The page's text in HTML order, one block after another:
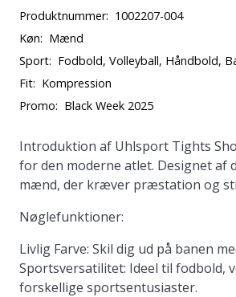
Produktnummer: 1002207-004
Køn: Mænd
Sport: Fodbold, Volleyball, Håndbold,
Fit: Kompression
Promo: Black Week 2025
Introduktion af Uhlsport Tights
for den moderne atlet. Designet af
mænd, der kræver præstation og
Nøglefunktioner:
Livlig Farve: Skil dig ud på banen
Sportsversatilitet: Ideel til fodbold,
forskellige sportsentusiaster.